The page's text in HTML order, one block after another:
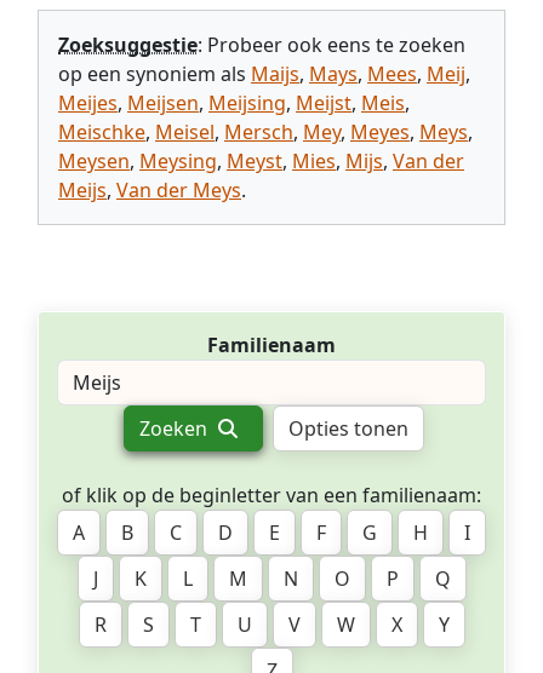
Zoeksuggestie: Probeer ook eens te zoeken
op een synoniem als Maijs, Mays, Mees, Meij,
Meijes, Meijsen, Meijsing, Meijst, Meis,
Meischke, Meisel, Mersch, Mey, Meyes, Meys,
Meysen, Meysing, Meyst, Mies, Mijs, Van der
Meijs, Van der Meys.
Familienaam
Zoeken Opties tonen
of klik op de beginletter van een familienaam:
A
B C D E F G H
I
J
K L M N O P
Q
R
S T U V W X
Y